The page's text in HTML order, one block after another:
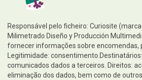
Responsável pelo ficheiro: Curiosite
Milimetrado Diseño y Producción
fornecer informações sobre encomendas,
Legitimidade:
comunicados dados a terceiros. Direitos:
eliminação dos dados, bem como de